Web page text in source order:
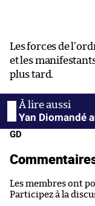
Les forces de
et les
plus tard.
Yan Diomandé
GD
Les membres ont
Participez à la